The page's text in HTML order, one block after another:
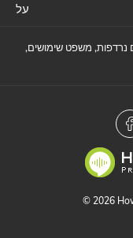
על
מילים נרדפות, משפט שימושים,